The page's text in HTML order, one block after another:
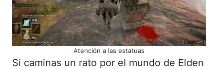
Atención a las estatuas
Si caminas un rato por el mundo de Elden